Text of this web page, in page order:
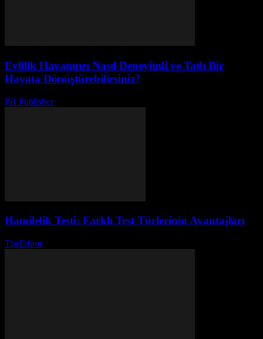
Evlilik Hayatınızı Nasıl Deneyimli ve Tatlı Bir
Hayata Dönüştürebilirsiniz?
PR Publisher-
Hamilelik Testi: Farklı Test Türlerinin Avantajları
TheEditor-